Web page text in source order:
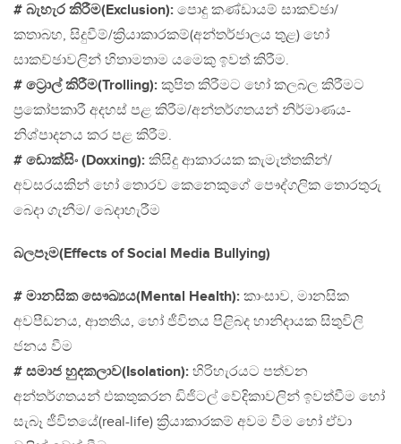
# බැහැර කිරීම(Exclusion): පොදු කණ්ඩායම් සාකච්ඡා/
කතාබහ, සිදුවීම්/ක්‍රියාකාරකම්(අන්තර්ජාලය තුළ) හෝ
සාකච්ඡාවලින් හිතාමතාම යමෙකු ඉවත් කිරීම.
# ට්‍රොල් කිරීම(Trolling): කුපිත කිරීමට හෝ කලබල කිරීමට
ප්‍රකෝපකාරී අදහස් පළ කිරීම/අන්තර්ගතයන් නිර්මාණය-
නිශ්පාදනය කර පළ කිරීම.
# ඩොක්සිං (Doxxing): කිසිදු ආකාරයක කැමැත්තකින්/
අවසරයකින් හෝ තොරව කෙනෙකුගේ පෞද්ගලික තොරතුරු
බෙදා ගැනීම/ බෙදාහැරීම
බලපෑම(Effects of Social Media Bullying)
# මානසික සෞඛ්‍යය(Mental Health): කාංසාව, මානසික
අවපීඩනය, ආතතිය, හෝ ජීවිතය පිළිබද හානිදායක සිතුවිලි
ජනය වීම
# සමාජ හුදකලාව(Isolation): හිරිහැරයට පත්වන
අන්තර්ගතයන් එකතුකරන ඩිජිටල් වේදිකාවලින් ඉවත්වීම හෝ
සැබෑ ජීවිතයේ(real-life) ක්‍රියාකාරකම් අවම වීම හෝ ඒවා